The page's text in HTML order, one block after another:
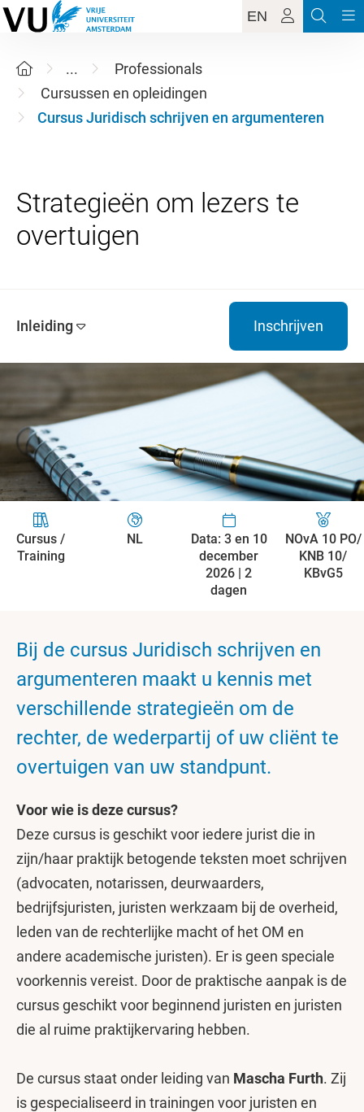
EN
...
Professionals
Cursussen en opleidingen
Cursus Juridisch schrijven en argumenteren
Strategieën om lezers te
Inleiding Inschrijven
Cursus /
Training
NL
Data: 3 en 10
december
2026 | 2
dagen
NOvA 10 PO/
KNB 10/
KBvG5
Bij de cursus Juridisch schrijven en
argumenteren maakt u kennis met
verschillende strategieën om de
rechter, de wederpartij of uw cliënt te
overtuigen van uw standpunt.
Voor wie is deze cursus?
Deze cursus is geschikt voor iedere jurist die in
zijn/haar praktijk betogende teksten moet schrijven
(advocaten, notarissen, deurwaarders,
bedrijfsjuristen, juristen werkzaam bij de overheid,
leden van de rechterlijke macht of het OM en
andere academische juristen). Er is geen speciale
voorkennis vereist. Door de praktische aanpak is de
cursus geschikt voor beginnend juristen en juristen
die al ruime praktijkervaring hebben.
De cursus staat onder leiding van Mascha Furth. Zij
is gespecialiseerd in trainingen voor juristen en